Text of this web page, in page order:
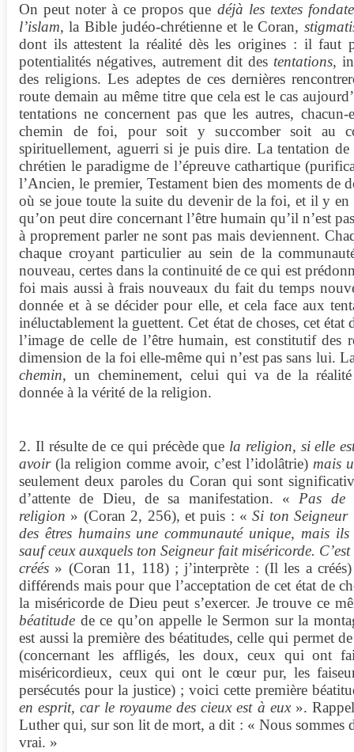
On peut noter à ce propos que déjà les textes
l’islam, la Bible judéo-chrétienne et le Coran,
dont ils attestent la réalité dès les origines : il faut
potentialités négatives, autrement dit des tentations,
des religions. Les adeptes de ces dernières
route demain au même titre que cela est le cas
tentations ne concernent pas que les autres,
chemin de foi, pour soit y succomber soit au
spirituellement, aguerri si je puis dire. La tentation de
chrétien le paradigme de l’épreuve cathartique
l’Ancien, le premier, Testament bien des moments de
où se joue toute la suite du devenir de la foi, et il y en
qu’on peut dire concernant l’être humain qu’il n’est
à proprement parler ne sont pas mais deviennent.
chaque croyant particulier au sein de la
nouveau, certes dans la continuité de ce qui est
foi mais aussi à frais nouveaux du fait du temps
donnée et à se décider pour elle, et cela face aux
inéluctablement la guettent. Cet état de choses, cet état
l’image de celle de l’être humain, est constitutif des
dimension de la foi elle-même qui n’est pas sans lui.
chemin, un cheminement, celui qui va de la
donnée à la vérité de la religion.
2. Il résulte de ce qui précède que la religion, si elle
avoir(la religion comme avoir, c’est l’idolâtrie) mais
seulement deux paroles du Coran qui sont
d’attente de Dieu, de sa manifestation. «Pas de
religion » (Coran 2, 256), et puis : «Si ton
des êtres humains une communauté unique, mais
sauf ceux auxquels ton Seigneur fait miséricorde.
créés » (Coran 11, 118) ; j’interprète : (Il les a
différends mais pour que l’acceptation de cet état de
la miséricorde de Dieu peut s’exercer. Je trouve ce
béatitude de ce qu’on appelle le Sermon sur la
est aussi la première des béatitudes, celle qui permet
(concernant les affligés, les doux, ceux qui ont
miséricordieux, ceux qui ont le cœur pur, les
persécutés pour la justice) ; voici cette première
en esprit, car le royaume des cieux est à eux ».
Luther qui, sur son lit de mort, a dit : « Nous sommes
vrai. »